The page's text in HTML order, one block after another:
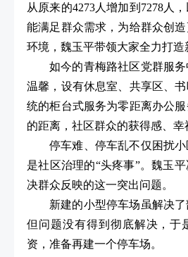
从原来的4273人增加到7278人
能满足群众需求，为给群众创
环境，魏玉平带领大家全力打造
如今的青梅路社区党群服
温馨，设有休息室、共享区、
统的柜台式服务为零距离办公
的距离，社区群众的获得感、幸
停车难、停车乱不仅困扰
是社区治理的“头疼事”。魏玉平
决群众反映的这一突出问题。
新建的小型停车场虽解决
但问题没有得到彻底解决，于
资，准备再建一个停车场。